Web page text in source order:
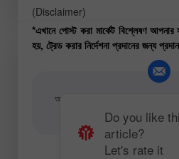
(Disclaimer)
*এখানে পোস্ট করা মার্কেট বিশ্লেষণ
হয়, ট্রেড করার নির্দেশনা প্রদানের জন্য
আর্টিকেল এবং ভিডিও
content-Do you like
article?
Let's rate it